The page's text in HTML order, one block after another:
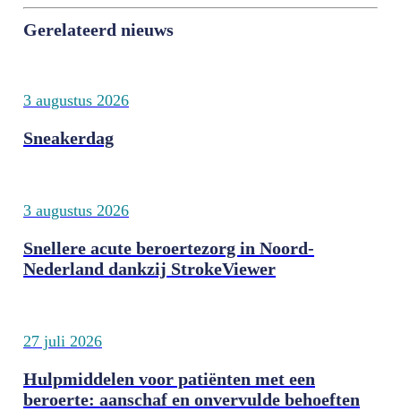
Gerelateerd nieuws
3 augustus 2026
Sneakerdag
3 augustus 2026
Snellere acute beroertezorg in Noord-
Nederland dankzij StrokeViewer
27 juli 2026
Hulpmiddelen voor patiënten met een
beroerte: aanschaf en onvervulde behoeften